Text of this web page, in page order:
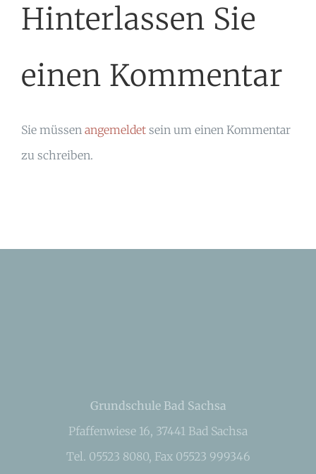
Hinterlassen Sie
einen Kommentar
Sie müssen angemeldet sein um einen Kommentar
zu schreiben.
Grundschule Bad Sachsa
Pfaffenwiese 16, 37441 Bad Sachsa
Tel. 05523 8080, Fax 05523 999346